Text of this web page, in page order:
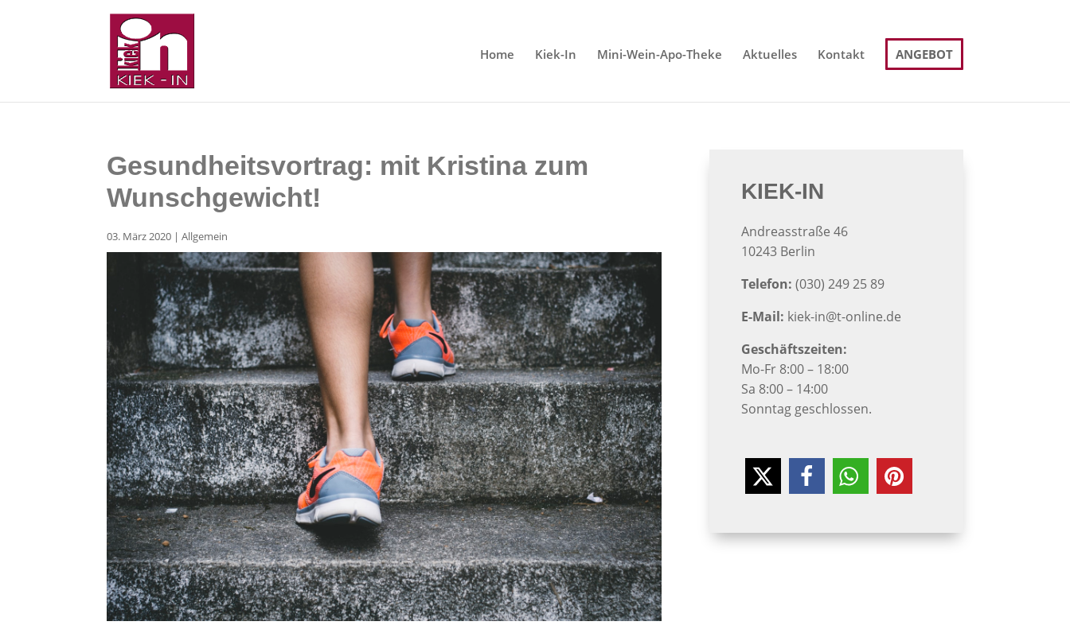
Home Kiek-In Mini-Wein-Apo-Theke Aktuelles Kontakt ANGEBOT
Gesundheitsvortrag: mit Kristina zum
Wunschgewicht!
03. März 2020 |Allgemein
KIEK-IN
Andreasstraße 46
10243 Berlin
Telefon: (030) 249 25 89
E-Mail: kiek-in@t-online.de
Geschäftszeiten:
Mo-Fr 8:00 – 18:00
Sa 8:00 – 14:00
Sonntag geschlossen.